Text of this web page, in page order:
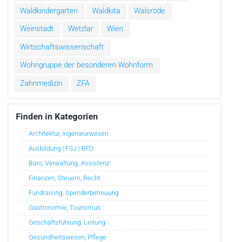
Waldkindergarten
Waldkita
Walsrode
Weinstadt
Wetzlar
Wien
Wirtschaftswissenschaft
Wohngruppe der besonderen Wohnform
Zahnmedizin
ZFA
Finden in Kategorien
Architektur, Ingenieurwesen
Ausbildung | FSJ | BFD
Büro, Verwaltung, Assistenz
Finanzen, Steuern, Recht
Fundraising, Spenderbetreuung
Gastronomie, Tourismus
Geschäftsführung, Leitung
Gesundheitswesen, Pflege